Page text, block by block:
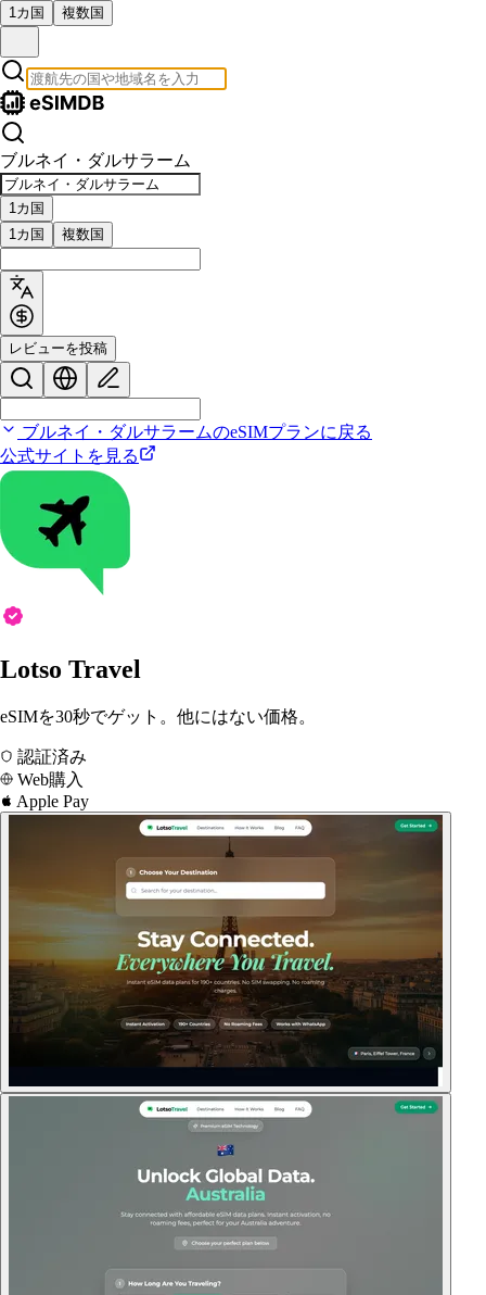
1カ国 複数国
ブルネイ・ダルサラーム
1カ国
1カ国
複数国
レビューを投稿
ブルネイ・ダルサラームのeSIMプランに戻る
公式サイトを見る
Lotso Travel
eSIMを30秒でゲット。他にはない価格。
認証済み
Web購入
Apple Pay